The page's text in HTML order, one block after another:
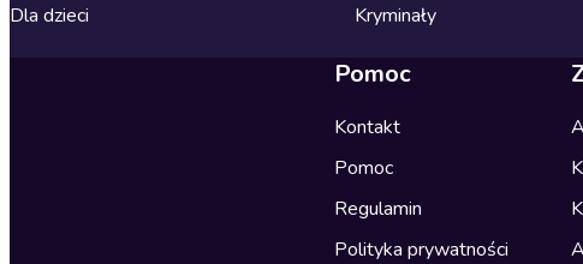
Dla dzieci
Kryminały
Pomoc
Kontakt
Pomoc
Regulamin
Polityka prywatności